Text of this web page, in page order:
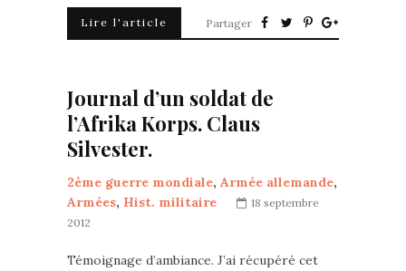
Lire l'article Partager
Journal d’un soldat de
l’Afrika Korps. Claus
Silvester.
2ème guerre mondiale, Armée allemande,
Armées, Hist. militaire
18 septembre
2012
Témoignage d’ambiance. J’ai récupéré cet